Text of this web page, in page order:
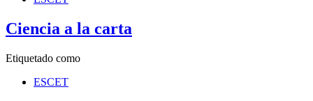
Ciencia a la carta
Etiquetado como
ESCET